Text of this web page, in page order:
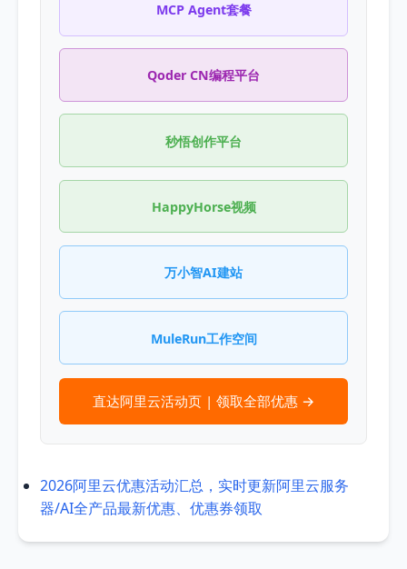
MCP Agent套餐
Qoder CN编程平台
秒悟创作平台
HappyHorse视频
万小智AI建站
MuleRun工作空间
直达阿里云活动页 | 领取全部优惠 →
2026阿里云优惠活动汇总，实时更新阿里云服务
器/AI全产品最新优惠、优惠券领取